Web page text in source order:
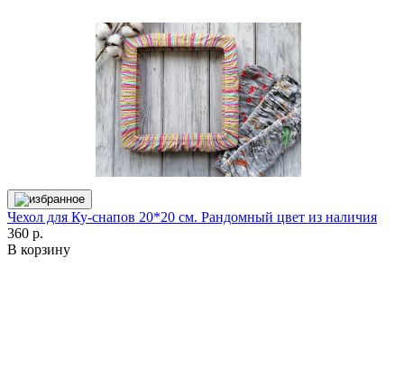
Чехол для Ку-снапов 20*20 см. Рандомный цвет из наличия
360 р.
В корзину